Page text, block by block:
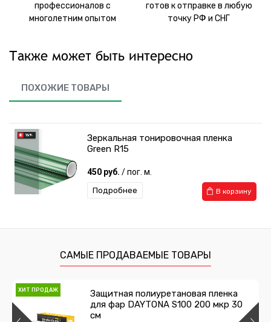
профессионалов с
многолетним опытом
готов к отправке в любую
точку РФ и СНГ
Также может быть интересно
ПОХОЖИЕ ТОВАРЫ
Зеркальная тонировочная пленка
Green R15
450 руб. / пог. м.
В корзину
Подробнее
САМЫЕ ПРОДАВАЕМЫЕ ТОВАРЫ
ХИТ ПРОДАЖ
Защитная полиуретановая пленка
для фар DAYTONA S100 200 мкр 30
см